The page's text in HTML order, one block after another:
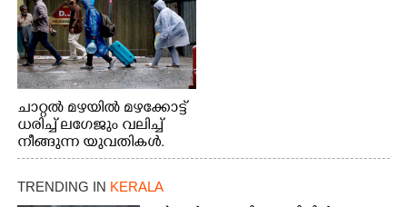
ചാറ്റൽ മഴയിൽ മഴക്കോട്ട്
ധരിച്ച് ലഗേജും വലിച്ച്
നീങ്ങുന്ന യുവതികൾ.
എറണാകുളം മേനകയിൽ
നിന്നുള്ള കാഴ്ച
TRENDING IN KERALA